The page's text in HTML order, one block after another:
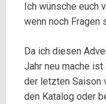
Ich wünsche euch
wenn noch Fragen
Da ich diesen
Jahr neu mache
der letzten Saison
den Katalog oder